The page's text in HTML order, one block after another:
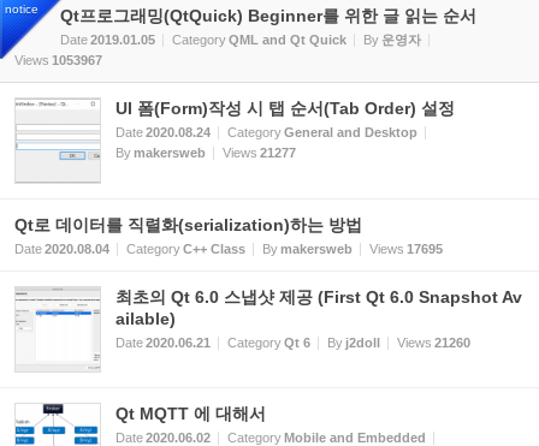
notice Qt프로그래밍(QtQuick) Beginner를 위한 글 읽는 순서
Date2019.01.05 CategoryQML and Qt Quick By 운영자
Views 1053967
UI 폼(Form)작성 시 탭 순서(Tab Order) 설정
Date2020.08.24 CategoryGeneral and Desktop
Bymakersweb Views 21277
Qt로 데이터를 직렬화(serialization)하는 방법
Date2020.08.04 CategoryC++ Class Bymakersweb Views 17695
최초의 Qt 6.0 스냅샷 제공 (First Qt 6.0 Snapshot Av
ailable)
Date2020.06.21 CategoryQt 6 By j2doll Views 21260
Qt MQTT 에 대해서
Date2020.06.02 CategoryMobile and Embedded